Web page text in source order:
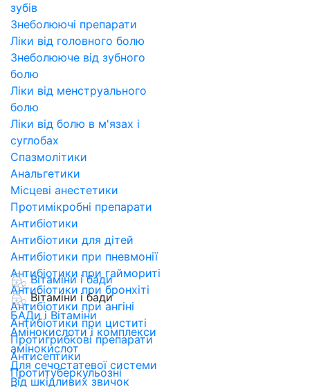
зубів
Знеболюючі препарати
Ліки від головного болю
Знеболююче від зубного
болю
Ліки від менструального
болю
Ліки від болю в м'язах і
суглобах
Спазмолітики
Анальгетики
Місцеві анестетики
Протимікробні препарати
Антибіотики
Антибіотики для дітей
Антибіотики при пневмонії
Антибіотики при гаймориті
Антибіотики при бронхіті
Антибіотики при ангіні
Антибіотики при циститі
Протигрибкові препарати
Антисептики
Протитуберкульозні
Вітаміни і бади
Вітаміни і бади
БАДи і Вітаміни
Амінокислоти і комплекси
амінокислот
Для сечостатевої системи
Від шкідливих звичок